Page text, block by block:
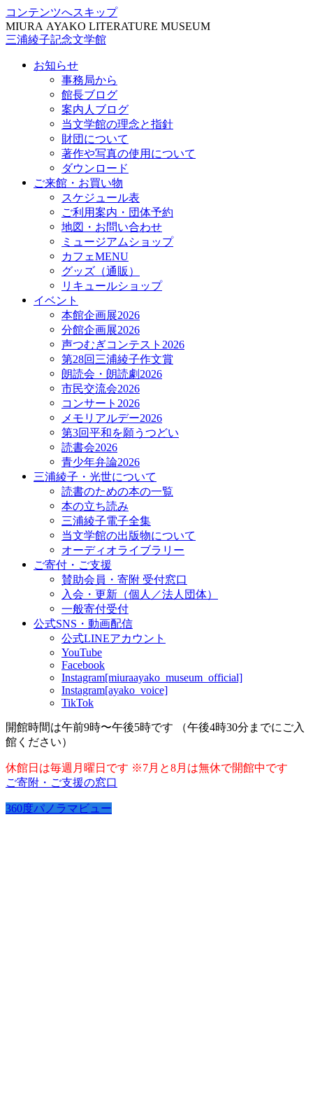
コンテンツへスキップ
MIURA AYAKO LITERATURE MUSEUM
三浦綾子記念文学館
お知らせ
事務局から
館長ブログ
案内人ブログ
当文学館の理念と指針
財団について
著作や写真の使用について
ダウンロード
ご来館・お買い物
スケジュール表
ご利用案内・団体予約
地図・お問い合わせ
ミュージアムショップ
カフェMENU
グッズ（通販）
リキュールショップ
イベント
本館企画展2026
分館企画展2026
声つむぎコンテスト2026
第28回三浦綾子作文賞
朗読会・朗読劇2026
市民交流会2026
コンサート2026
メモリアルデー2026
第3回平和を願うつどい
読書会2026
青少年弁論2026
三浦綾子・光世について
読書のための本の一覧
本の立ち読み
三浦綾子電子全集
当文学館の出版物について
オーディオライブラリー
ご寄付・ご支援
賛助会員・寄附 受付窓口
入会・更新（個人／法人団体）
一般寄付受付
公式SNS・動画配信
公式LINEアカウント
YouTube
Facebook
Instagram[miuraayako_museum_official]
Instagram[ayako_voice]
TikTok
開館時間は午前9時〜午後5時です （午後4時30分までにご入
館ください）
休館日は毎週月曜日です ※7月と8月は無休で開館中です
ご寄附・ご支援の窓口
360度パノラマビュー